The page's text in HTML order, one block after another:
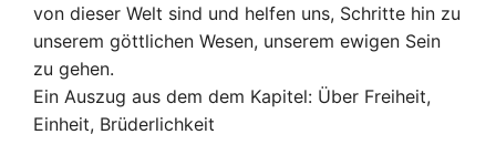
von dieser Welt sind und helfen uns, Schritte hin zu
unserem göttlichen Wesen, unserem ewigen Sein
zu gehen.
Ein Auszug aus dem dem Kapitel: Über Freiheit,
Einheit, Brüderlichkeit